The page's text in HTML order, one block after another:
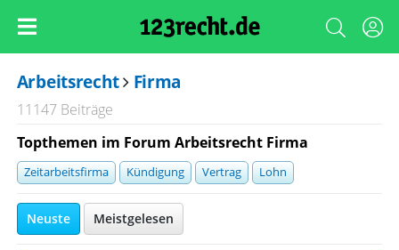
Arbeitsrecht Firma
11147 Beiträge
Topthemen im Forum Arbeitsrecht Firma
Zeitarbeitsfirma Kündigung Vertrag Lohn
Neuste Meistgelesen